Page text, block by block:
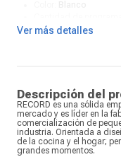
y sofrito)
Ver más detalles
Descripción del
RECORD es una sólida
mercado y es líder en la
comercialización de
industria. Orientada a
de la cocina y el hogar;
grandes momentos.